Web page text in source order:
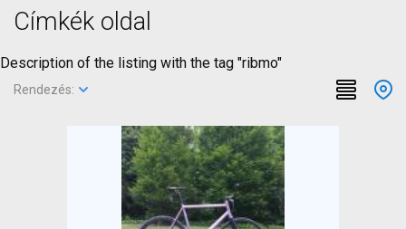
Címkék oldal
Description of the listing with the tag "ribmo"
Rendezés: